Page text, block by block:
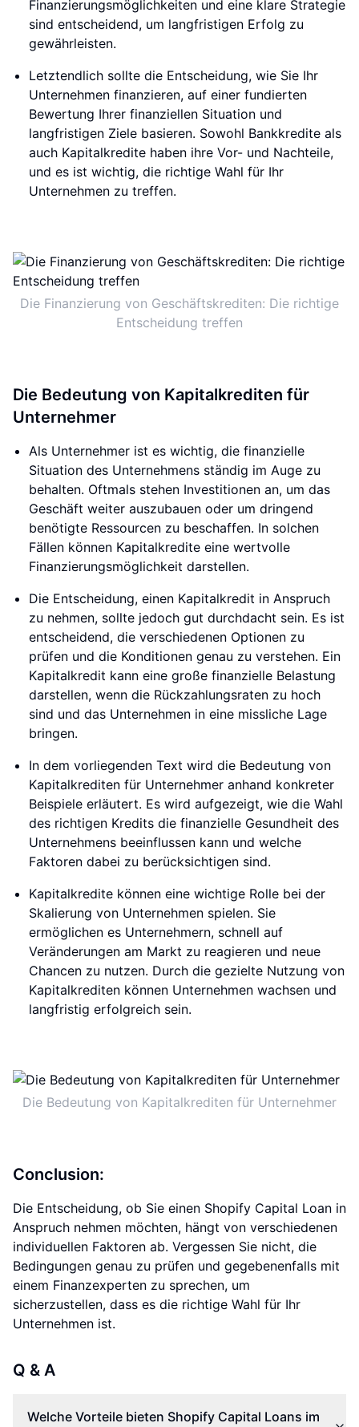
Finanzierungsmöglichkeiten und eine klare Strategie
sind entscheidend, um langfristigen Erfolg zu
gewährleisten.
Letztendlich sollte die Entscheidung, wie Sie Ihr
Unternehmen finanzieren, auf einer fundierten
Bewertung Ihrer finanziellen Situation und
langfristigen Ziele basieren. Sowohl Bankkredite als
auch Kapitalkredite haben ihre Vor- und Nachteile,
und es ist wichtig, die richtige Wahl für Ihr
Unternehmen zu treffen.
Die Finanzierung von Geschäftskrediten: Die richtige
Entscheidung treffen
Die Bedeutung von Kapitalkrediten für
Unternehmer
Als Unternehmer ist es wichtig, die finanzielle
Situation des Unternehmens ständig im Auge zu
behalten. Oftmals stehen Investitionen an, um das
Geschäft weiter auszubauen oder um dringend
benötigte Ressourcen zu beschaffen. In solchen
Fällen können Kapitalkredite eine wertvolle
Finanzierungsmöglichkeit darstellen.
Die Entscheidung, einen Kapitalkredit in Anspruch
zu nehmen, sollte jedoch gut durchdacht sein. Es ist
entscheidend, die verschiedenen Optionen zu
prüfen und die Konditionen genau zu verstehen. Ein
Kapitalkredit kann eine große finanzielle Belastung
darstellen, wenn die Rückzahlungsraten zu hoch
sind und das Unternehmen in eine missliche Lage
bringen.
In dem vorliegenden Text wird die Bedeutung von
Kapitalkrediten für Unternehmer anhand konkreter
Beispiele erläutert. Es wird aufgezeigt, wie die Wahl
des richtigen Kredits die finanzielle Gesundheit des
Unternehmens beeinflussen kann und welche
Faktoren dabei zu berücksichtigen sind.
Kapitalkredite können eine wichtige Rolle bei der
Skalierung von Unternehmen spielen. Sie
ermöglichen es Unternehmern, schnell auf
Veränderungen am Markt zu reagieren und neue
Chancen zu nutzen. Durch die gezielte Nutzung von
Kapitalkrediten können Unternehmen wachsen und
langfristig erfolgreich sein.
Die Bedeutung von Kapitalkrediten für Unternehmer
Conclusion:
Die Entscheidung, ob Sie einen Shopify Capital Loan in
Anspruch nehmen möchten, hängt von verschiedenen
individuellen Faktoren ab. Vergessen Sie nicht, die
Bedingungen genau zu prüfen und gegebenenfalls mit
einem Finanzexperten zu sprechen, um
sicherzustellen, dass es die richtige Wahl für Ihr
Unternehmen ist.
Q & A
Welche Vorteile bieten Shopify Capital Loans im